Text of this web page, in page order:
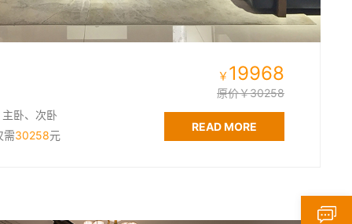
卧、次卧
需30258元
￥ 19968
原价￥30258
READ MORE